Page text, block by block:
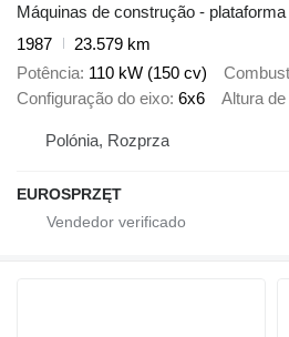
Máquinas de construção -
1987
23.579 km
Potência 110 kW (150 cv)
Configuração do eixo 6x6 Altura
Polónia, Rozprza
EUROSPRZĘT